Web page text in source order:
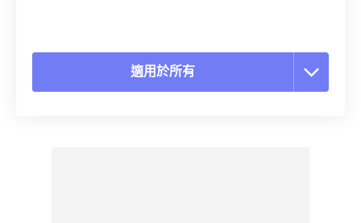
適用於所有